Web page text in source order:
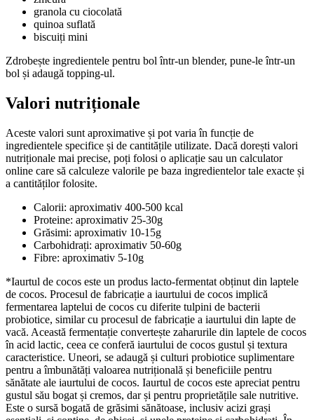
granola cu ciocolată
quinoa suflată
biscuiți mini
Zdrobește ingredientele pentru bol într-un blender, pune-le într-un
bol și adaugă topping-ul.
Valori nutriționale
Aceste valori sunt aproximative și pot varia în funcție de
ingredientele specifice și de cantitățile utilizate. Dacă dorești valori
nutriționale mai precise, poți folosi o aplicație sau un calculator
online care să calculeze valorile pe baza ingredientelor tale exacte și
a cantităților folosite.
Calorii: aproximativ 400-500 kcal
Proteine: aproximativ 25-30g
Grăsimi: aproximativ 10-15g
Carbohidrați: aproximativ 50-60g
Fibre: aproximativ 5-10g
*Iaurtul de cocos este un produs lacto-fermentat obținut din laptele
de cocos. Procesul de fabricație a iaurtului de cocos implică
fermentarea laptelui de cocos cu diferite tulpini de bacterii
probiotice, similar cu procesul de fabricație a iaurtului din lapte de
vacă. Această fermentație convertește zaharurile din laptele de cocos
în acid lactic, ceea ce conferă iaurtului de cocos gustul și textura
caracteristice. Uneori, se adaugă și culturi probiotice suplimentare
pentru a îmbunătăți valoarea nutrițională și beneficiile pentru
sănătate ale iaurtului de cocos. Iaurtul de cocos este apreciat pentru
gustul său bogat și cremos, dar și pentru proprietățile sale nutritive.
Este o sursă bogată de grăsimi sănătoase, inclusiv acizi grași